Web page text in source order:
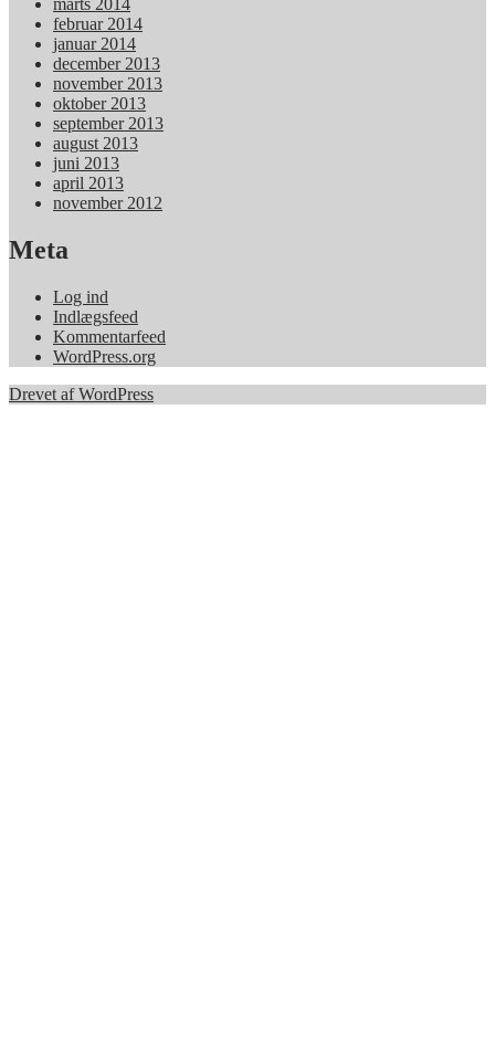
marts 2014
februar 2014
januar 2014
december 2013
november 2013
oktober 2013
september 2013
august 2013
juni 2013
april 2013
november 2012
Meta
Log ind
Indlægsfeed
Kommentarfeed
WordPress.org
Drevet af WordPress